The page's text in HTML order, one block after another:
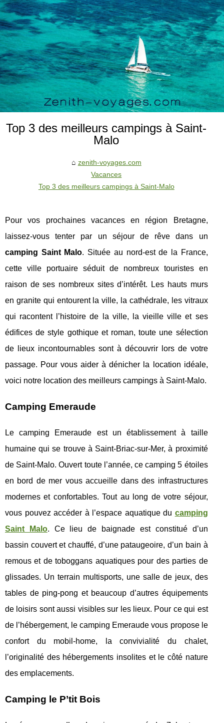
Top 3 des meilleurs campings à Saint-
Malo
zenith-voyages.com
Vacances
Top 3 des meilleurs campings à Saint-Malo
Pour vos prochaines vacances en région Bretagne,
laissez-vous tenter par un séjour de rêve dans un
camping Saint Malo. Située au nord-est de la France,
cette ville portuaire séduit de nombreux touristes en
raison de ses nombreux sites d’intérêt. Les hauts murs
en granite qui entourent la ville, la cathédrale, les vitraux
qui racontent l’histoire de la ville, la vieille ville et ses
édifices de style gothique et roman, toute une sélection
de lieux incontournables sont à découvrir lors de votre
passage. Pour vous aider à dénicher la location idéale,
voici notre location des meilleurs campings à Saint-Malo.
Camping Emeraude
Le camping Emeraude est un établissement à taille
humaine qui se trouve à Saint-Briac-sur-Mer, à proximité
de Saint-Malo. Ouvert toute l’année, ce camping 5 étoiles
en bord de mer vous accueille dans des infrastructures
modernes et confortables. Tout au long de votre séjour,
vous pouvez accéder à l’espace aquatique du camping
Saint Malo. Ce lieu de baignade est constitué d’un
bassin couvert et chauffé, d’une pataugeoire, d’un bain à
remous et de toboggans aquatiques pour des parties de
glissades. Un terrain multisports, une salle de jeux, des
tables de ping-pong et beaucoup d’autres équipements
de loisirs sont aussi visibles sur les lieux. Pour ce qui est
de l’hébergement, le camping Emeraude vous propose le
confort du mobil-home, la convivialité du chalet,
l’originalité des hébergements insolites et le côté nature
des emplacements.
Camping le P’tit Bois